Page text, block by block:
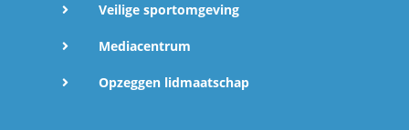
Veilige sportomgeving
Mediacentrum
Opzeggen lidmaatschap